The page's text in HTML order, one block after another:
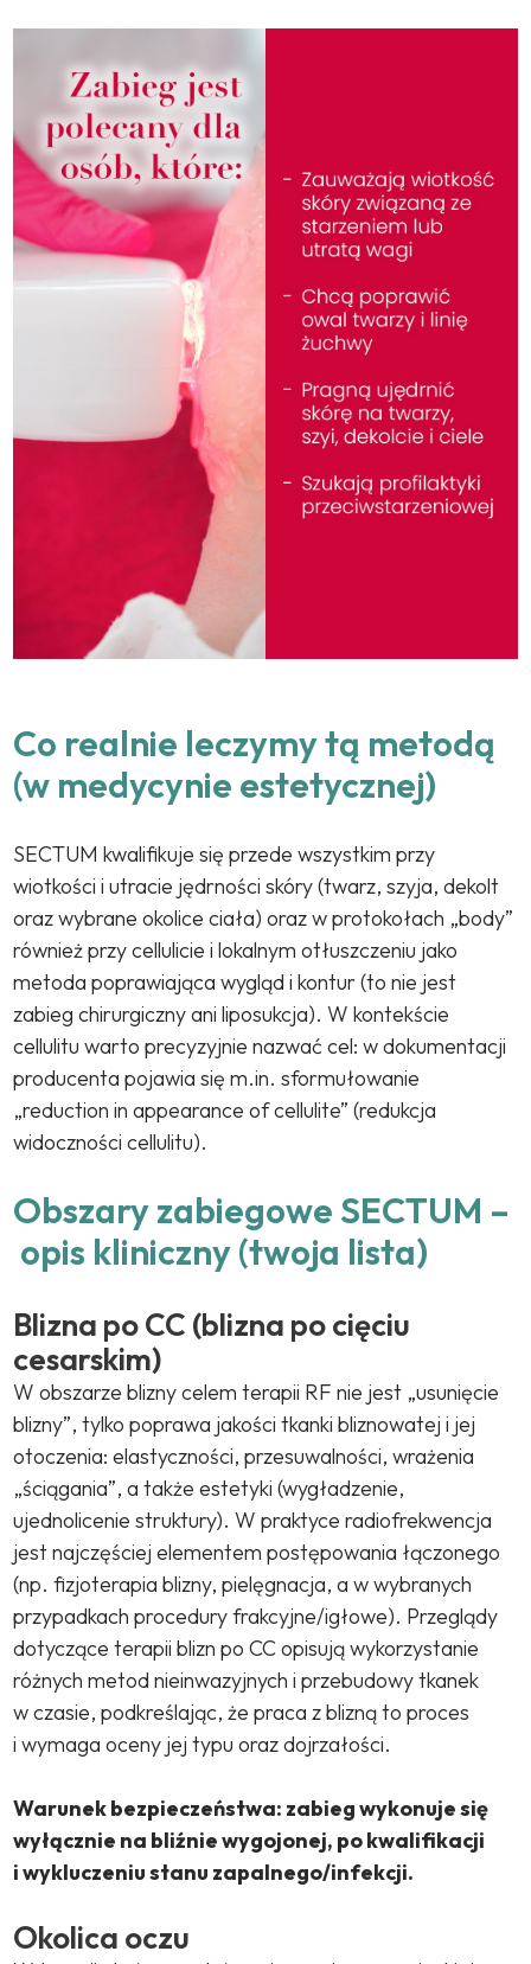
Co realnie leczymy tą metodą
(w medycynie estetycznej)
SECTUM kwalifikuje się przede wszystkim przy
wiotkości i utracie jędrności skóry (twarz, szyja, dekolt
oraz wybrane okolice ciała) oraz w protokołach „body”
również przy cellulicie i lokalnym otłuszczeniu jako
metoda poprawiająca wygląd i kontur (to nie jest
zabieg chirurgiczny ani liposukcja). W kontekście
cellulitu warto precyzyjnie nazwać cel: w dokumentacji
producenta pojawia się m.in. sformułowanie
„reduction in appearance of cellulite” (redukcja
widoczności cellulitu).
Obszary zabiegowe SECTUM –
opis kliniczny (twoja lista)
Blizna po CC (blizna po cięciu
cesarskim)
W obszarze blizny celem terapii RF nie jest „usunięcie
blizny”, tylko poprawa jakości tkanki bliznowatej i jej
otoczenia: elastyczności, przesuwalności, wrażenia
„ściągania”, a także estetyki (wygładzenie,
ujednolicenie struktury). W praktyce radiofrekwencja
jest najczęściej elementem postępowania łączonego
(np. fizjoterapia blizny, pielęgnacja, a w wybranych
przypadkach procedury frakcyjne/igłowe). Przeglądy
dotyczące terapii blizn po CC opisują wykorzystanie
różnych metod nieinwazyjnych i przebudowy tkanek
w czasie, podkreślając, że praca z blizną to proces
i wymaga oceny jej typu oraz dojrzałości.
Warunek bezpieczeństwa: zabieg wykonuje się
wyłącznie na bliźnie wygojonej, po kwalifikacji
i wykluczeniu stanu zapalnego/infekcji.
Okolica oczu